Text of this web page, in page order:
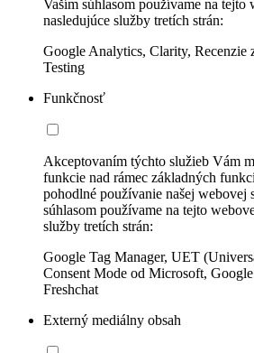
Vaším súhlasom používame na tejto
nasledujúce služby tretích strán:
Google Analytics, Clarity,
Testing
Funkčnosť
Akceptovaním týchto služieb Vám
funkcie nad rámec základných
pohodlné používanie našej webovej
súhlasom používame na tejto
služby tretích strán:
Google Tag Manager, UET
Consent Mode od Microsoft,
Freshchat
Externý mediálny obsah